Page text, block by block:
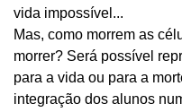
vida impossível...
Mas, como morrem as
morrer? Será possível
para a vida ou para a
integração dos alunos